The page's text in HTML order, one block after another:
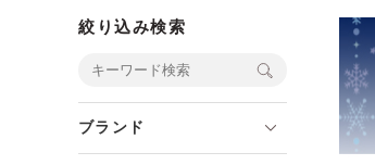
絞り込み検索
ブランド